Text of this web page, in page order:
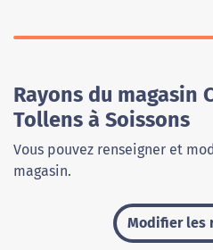
Rayons du magasin
Tollens à Soissons
Vous pouvez renseigner et
magasin.
Modifier les